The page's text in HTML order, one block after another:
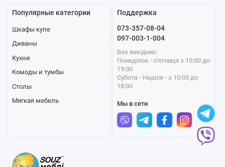
Популярные категории
Шкафы купе
Диваны
Кухни
Комоды и тумбы
Столы
Мягкая мебель
Поддержка
073-357-08-04
097-003-1-004
Без вихідних:
Понеділок - п'ятниця з 10:00 до
19:00
Субота - Неділя - з 10:00 до
18:00
Мы в сети